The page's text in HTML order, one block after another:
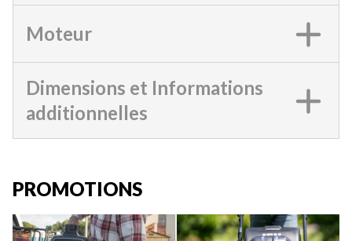
Moteur
Dimensions et Informations
additionnelles
PROMOTIONS